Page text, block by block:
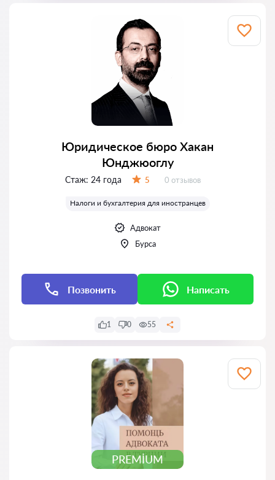
Юридическое бюро Хакан
Юнджюоглу
Стаж: 24 года 5 Отзывов:
0 отзывов
Налоги и бухгалтерия для иностранцев
Адвокат
Бурса
Позвонить Написать
1 0 55
PREMIUM